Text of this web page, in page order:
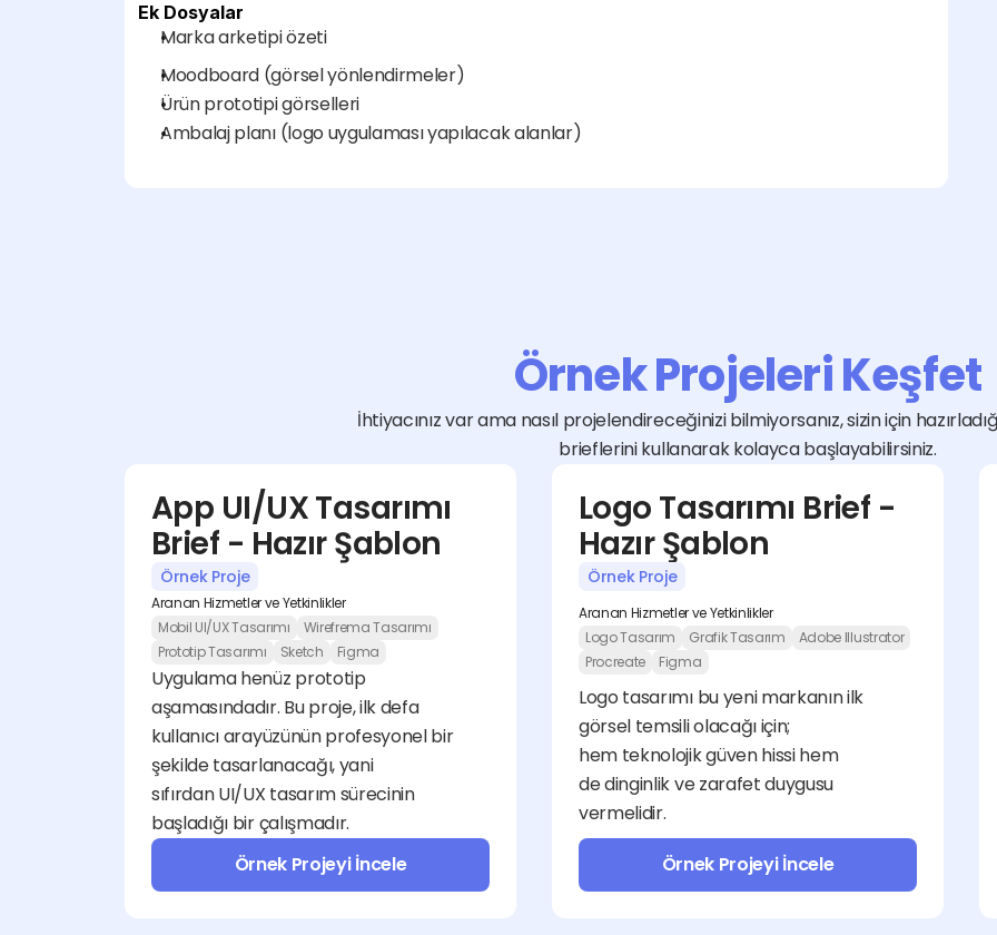
Ek Dosyalar
Marka arketipi özeti
Moodboard (görsel yönlendirmeler)
Ürün prototipi görselleri
Ambalaj planı (logo uygulaması yapılacak alanlar)
Örnek Projeleri Keşfet
İhtiyacınız var ama nasıl projelendireceğinizi bilmiyorsanız, sizin için
brieflerini kullanarak kolayca başlayabilirsiniz.
App UI/UX Tasarımı
Brief - Hazır Şablon
Örnek Proje
Aranan Hizmetler ve Yetkinlikler
Mobil UI/UX Tasarımı
Wirefrema Tasarımı
Prototip Tasarımı
Sketch Figma
Uygulama henüz prototip
aşamasındadır. Bu proje, ilk defa
kullanıcı arayüzünün profesyonel bir
şekilde tasarlanacağı, yani
sıfırdan UI/UX tasarım sürecinin
başladığı bir çalışmadır.
Örnek Projeyi İncele
Logo Tasarımı Brief -
Hazır Şablon
Örnek Proje
Aranan Hizmetler ve Yetkinlikler
Logo Tasarım
Grafik Tasarım
Adobe Illustrator
Procreate
Figma
Logo tasarımı bu yeni markanın ilk
görsel temsili olacağı için;
hem teknolojik güven hissi hem
de dinginlik ve zarafet duygusu
vermelidir.
Örnek Projeyi İncele